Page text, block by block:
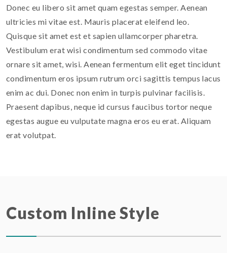
Donec eu libero sit amet quam egestas semper. Aenean
ultricies mi vitae est. Mauris placerat eleifend leo.
Quisque sit amet est et sapien ullamcorper pharetra.
Vestibulum erat wisi condimentum sed commodo vitae
ornare sit amet, wisi. Aenean fermentum elit eget tincidunt
condimentum eros ipsum rutrum orci sagittis tempus lacus
enim ac dui. Donec non enim in turpis pulvinar facilisis.
Praesent dapibus, neque id cursus faucibus tortor neque
egestas augue eu vulputate magna eros eu erat. Aliquam
erat volutpat.
Custom Inline Style